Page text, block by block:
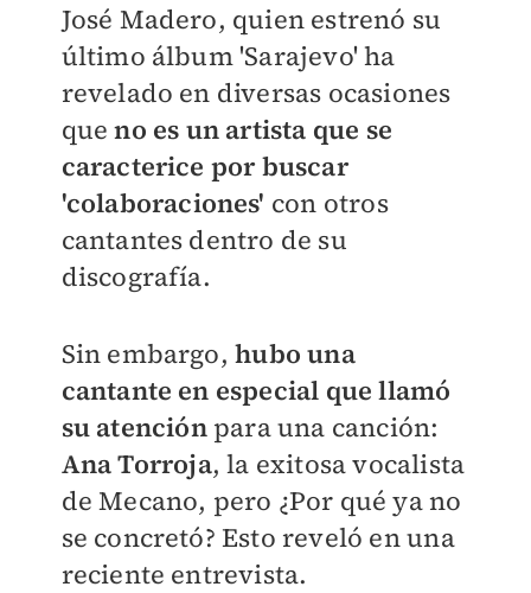
José Madero, quien estrenó su
último álbum 'Sarajevo' ha
revelado en diversas ocasiones
queno es un artista que se
caracterice por buscar
'colaboraciones' con otros
cantantes dentro de su
discografía.
Sin embargo,hubo una
cantante en especial que llamó
su atenciónpara una canción:
Ana Torroja, la exitosa vocalista
de Mecano, pero ¿Por qué ya no
se concretó? Esto reveló en una
reciente entrevista.